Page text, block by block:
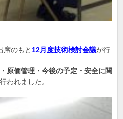
席のもと 12月度技術検討会議が行
原価管理・今後の予定・安全に関
われました。